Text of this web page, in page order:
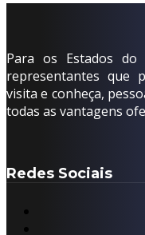
Para os Estados do
representantes que
visita e conheça,
todas as vantagens
Redes Sociais